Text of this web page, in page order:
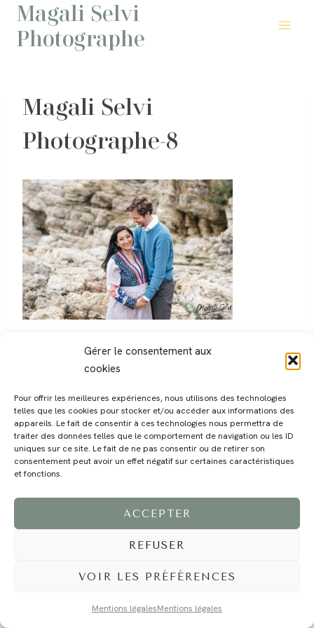
Gérer le consentement aux
cookies
Pour offrir les meilleures expériences, nous utilisons des technologies
telles que les cookies pour stocker et/ou accéder aux informations des
appareils. Le fait de consentir à ces technologies nous permettra de
traiter des données telles que le comportement de navigation ou les ID
uniques sur ce site. Le fait de ne pas consentir ou de retirer son
consentement peut avoir un effet négatif sur certaines caractéristiques
et fonctions.
ACCEPTER
REFUSER
VOIR LES PRÉFÉRENCES
Mentions légalesMentions légales
Aller
contenu
Magali Selvi
Photographe
Magali Selvi
Photographe-8
MAGALI PRESTATIONS YOGA VOYAGE BLOG CONTACT
©2024 EI Magali Selvi - Photographe Famille et Mariage - Nice - Côte d'Azur -